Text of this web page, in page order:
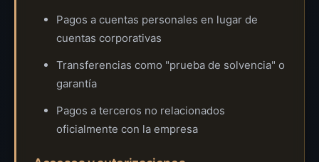
Pagos a cuentas personales en lugar de
cuentas corporativas
Transferencias como "prueba de solvencia" o
garantía
Pagos a terceros no relacionados
oficialmente con la empresa